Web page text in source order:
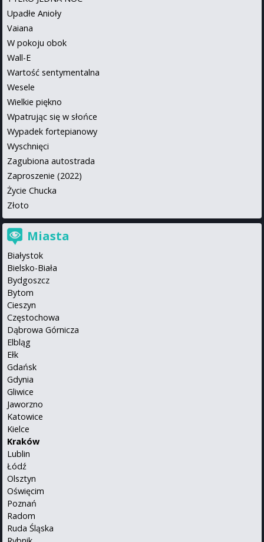
Upadłe Anioły
Vaiana
W pokoju obok
Wall-E
Wartość sentymentalna
Wesele
Wielkie piękno
Wpatrując się w słońce
Wypadek fortepianowy
Wyschnięci
Zagubiona autostrada
Zaproszenie (2022)
Życie Chucka
Złoto
Miasta
Białystok
Bielsko-Biała
Bydgoszcz
Bytom
Cieszyn
Częstochowa
Dąbrowa Górnicza
Elbląg
Ełk
Gdańsk
Gdynia
Gliwice
Jaworzno
Katowice
Kielce
Kraków
Lublin
Łódź
Olsztyn
Oświęcim
Poznań
Radom
Ruda Śląska